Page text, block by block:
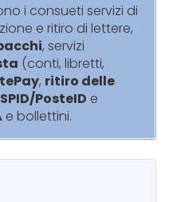
i consueti servizi di
e ritiro di lettere,
, servizi
(conti, libretti,
, ritiro delle
SPID/PosteID e
e bollettini.